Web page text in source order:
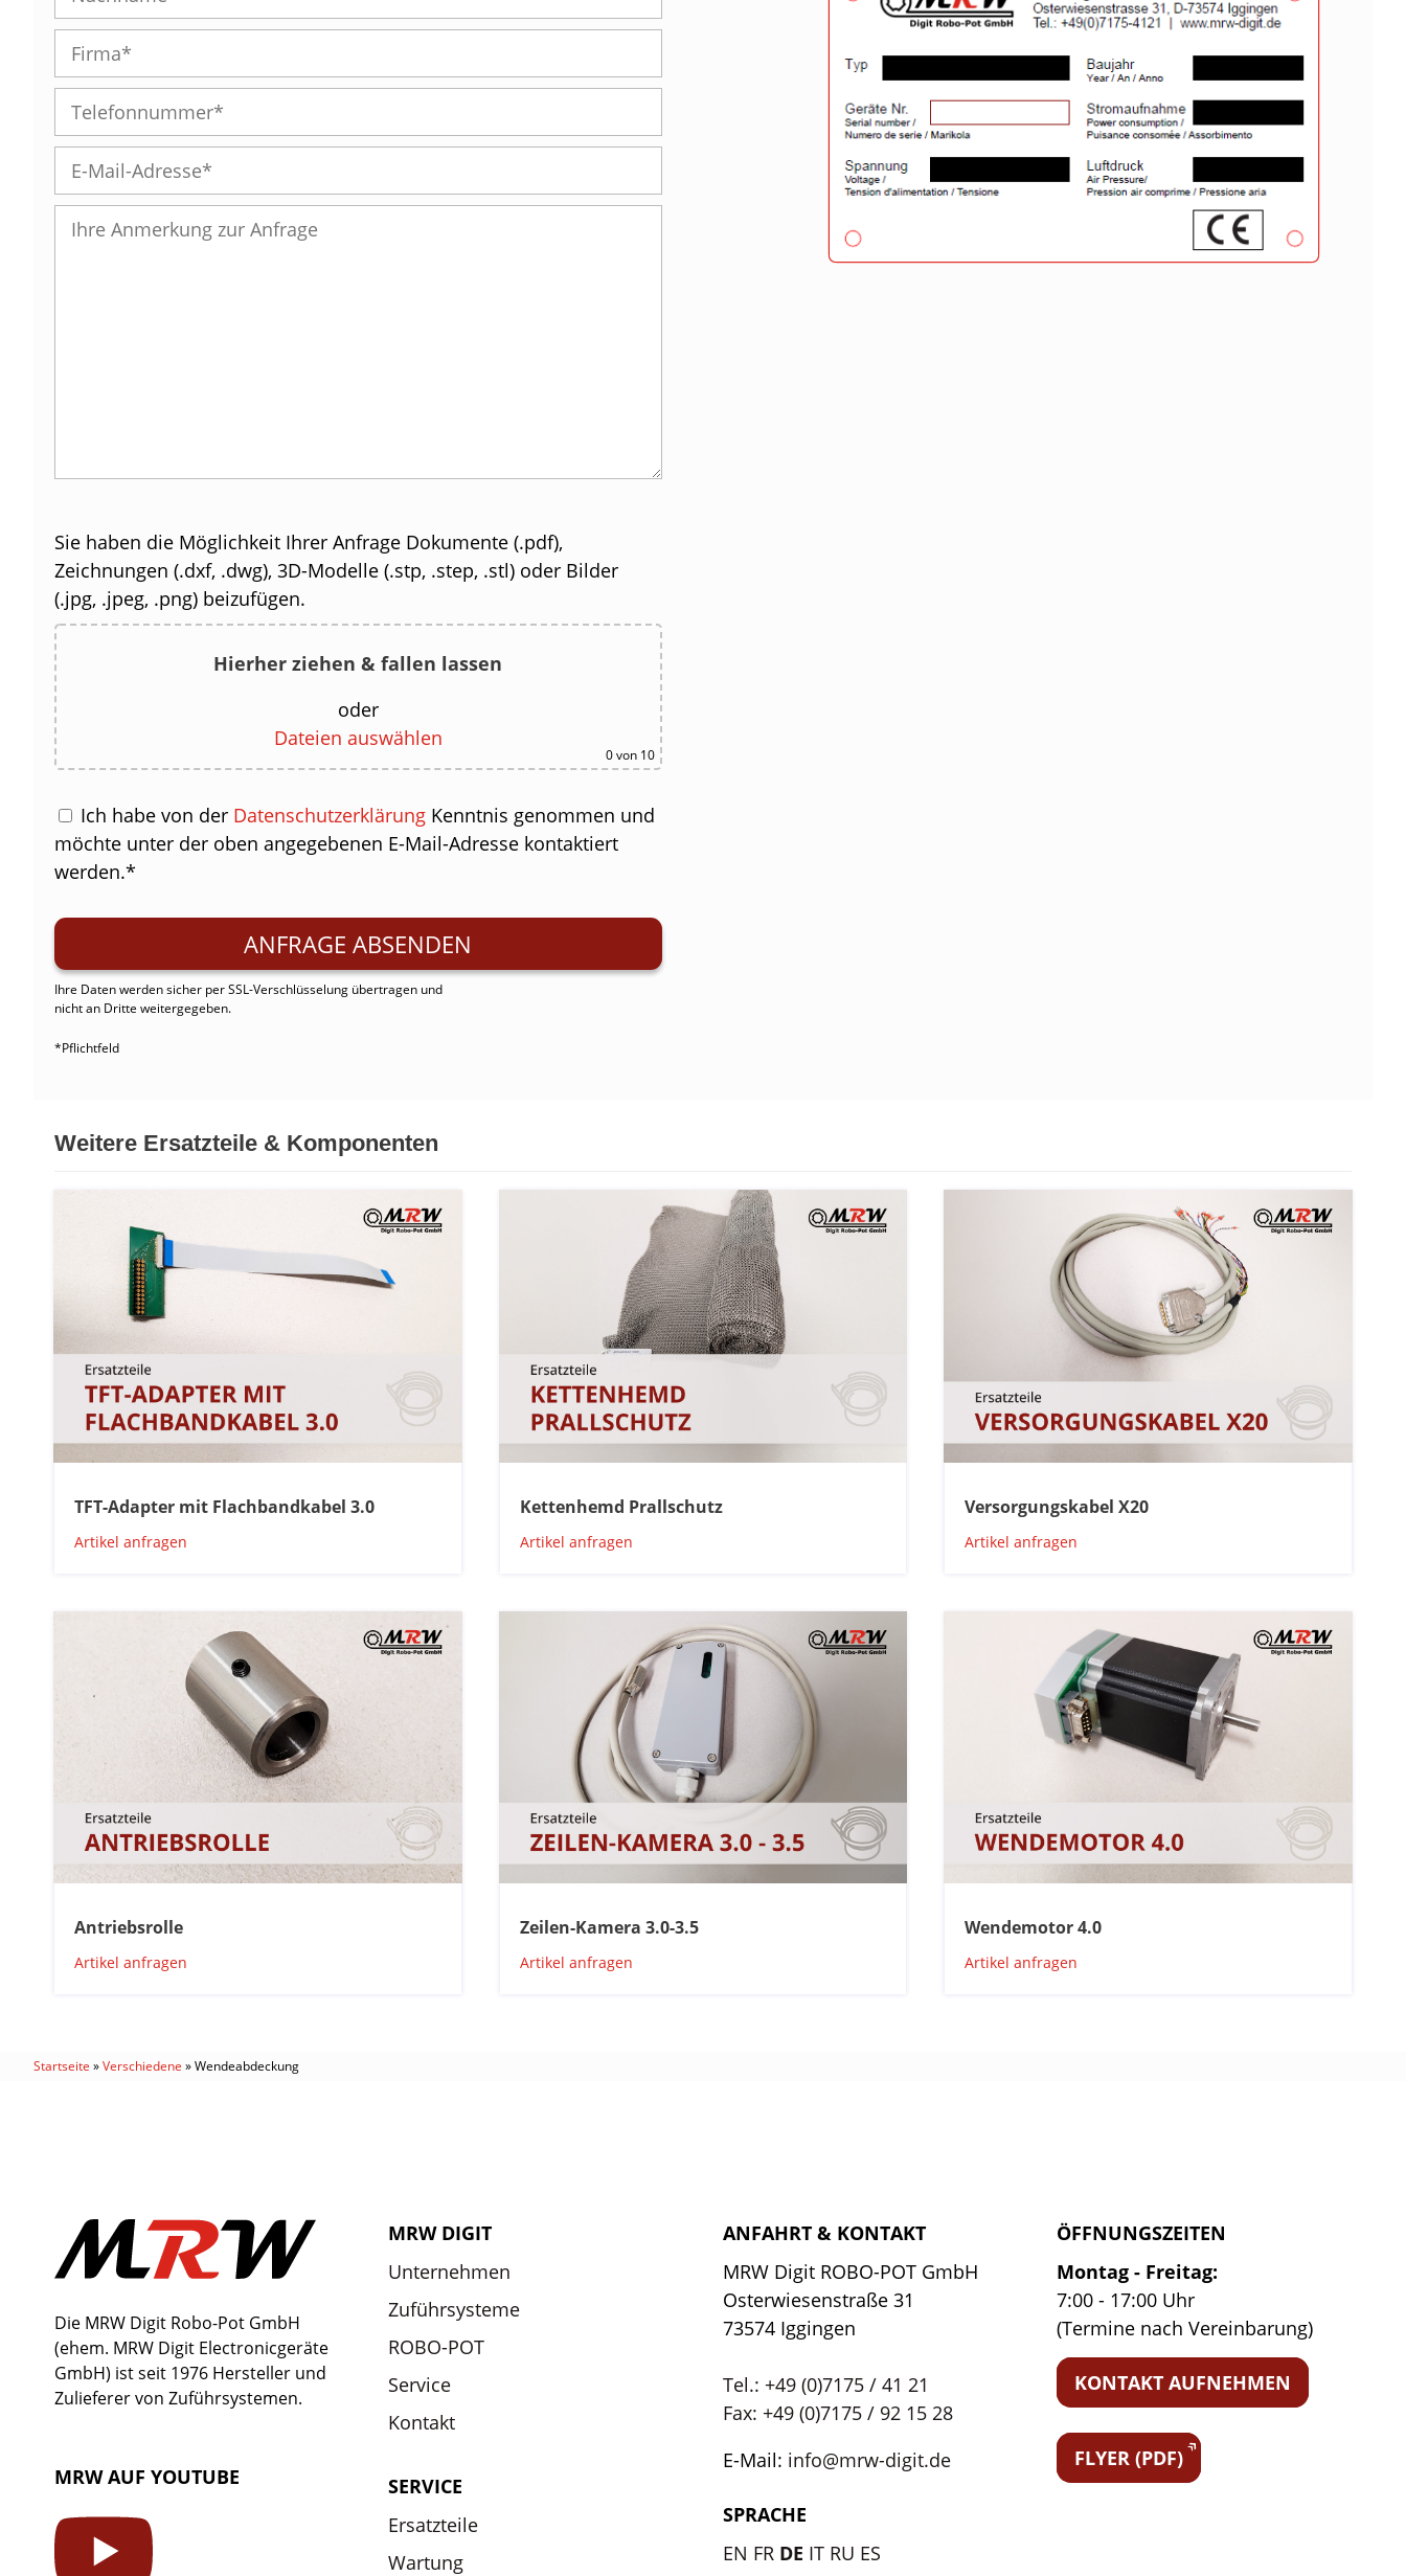
Sie haben die Möglichkeit Ihrer Anfrage Dokumente (.pdf),
Zeichnungen (.dxf, .dwg), 3D-Modelle (.stp, .step, .stl) oder Bilder
(.jpg, .jpeg, .png) beizufügen.
Hierher ziehen & fallen lassen
oder
Dateien auswählen
0von 10
Ich habe von der Datenschutzerklärung Kenntnis genommen und
möchte unter der oben angegebenen E-Mail-Adresse kontaktiert
werden.*
Ihre Daten werden sicher per SSL-Verschlüsselung übertragen und
nicht an Dritte weitergegeben.
*Pflichtfeld
Weitere Ersatzteile & Komponenten
TFT-Adapter mit Flachbandkabel 3.0
Artikel anfragen
Antriebsrolle
Artikel anfragen
Kettenhemd Prallschutz
Artikel anfragen
Zeilen-Kamera 3.0-3.5
Artikel anfragen
Versorgungskabel X20
Artikel anfragen
Wendemotor 4.0
Artikel anfragen
Startseite »Verschiedene »Wendeabdeckung
Die MRW Digit Robo-Pot GmbH
(ehem. MRW Digit Electronicgeräte
GmbH) ist seit 1976 Hersteller und
Zulieferer von Zuführsystemen.
MRW AUF YOUTUBE
MRW DIGIT
Unternehmen
Zuführsysteme
ROBO-POT
Service
Kontakt
SERVICE
Ersatzteile
Wartung
ANFAHRT & KONTAKT
MRW Digit ROBO-POT GmbH
Osterwiesenstraße 31
73574 Iggingen
Tel.: +49 (0)7175 / 41 21
Fax: +49 (0)7175 / 92 15 28
E-Mail: info@mrw-digit.de
SPRACHE
EN FR DE IT RU ES
ÖFFNUNGSZEITEN
Montag - Freitag:
7:00 - 17:00 Uhr
(Termine nach Vereinbarung)
KONTAKT AUFNEHMEN
FLYER (PDF)